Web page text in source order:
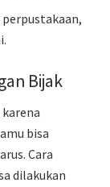
Bijak
bisa
Cara
dilakukan